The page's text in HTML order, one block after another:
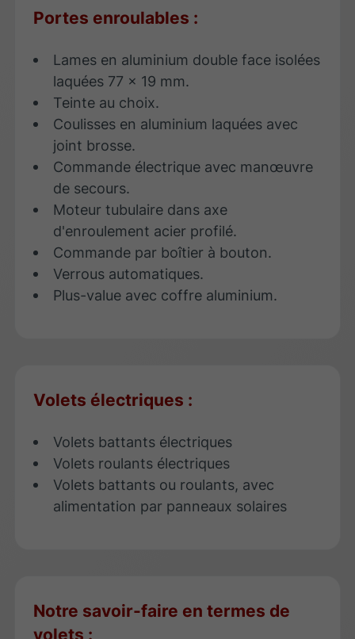
Portes enroulables :
Lames en aluminium double face isolées
laquées 77 x 19 mm.
Teinte au choix.
Coulisses en aluminium laquées avec
joint brosse.
Commande électrique avec manœuvre
de secours.
Moteur tubulaire dans axe
d'enroulement acier profilé.
Commande par boîtier à bouton.
Verrous automatiques.
Plus-value avec coffre aluminium.
Volets électriques :
Volets battants électriques
Volets roulants électriques
Volets battants ou roulants, avec
alimentation par panneaux solaires
Notre savoir-faire en termes de
volets :